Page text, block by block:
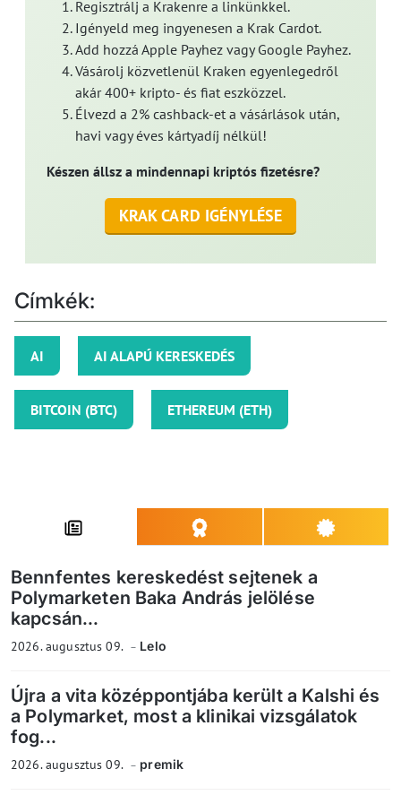
Regisztrálj a Krakenre a linkünkkel.
Igényeld meg ingyenesen a Krak Cardot.
Add hozzá Apple Payhez vagy Google Payhez.
Vásárolj közvetlenül Kraken egyenlegedről
akár 400+ kripto- és fiat eszközzel.
Élvezd a 2% cashback-et a vásárlások után,
havi vagy éves kártyadíj nélkül!
Készen állsz a mindennapi kriptós fizetésre?
KRAK CARD IGÉNYLÉSE
Címkék:
AI AI ALAPÚ KERESKEDÉS
BITCOIN (BTC) ETHEREUM (ETH)
Bennfentes kereskedést sejtenek a
Polymarketen Baka András jelölése
kapcsán...
2026. augusztus 09. Lelo
Újra a vita középpontjába került a Kalshi és
a Polymarket, most a klinikai vizsgálatok
fog...
2026. augusztus 09. premik